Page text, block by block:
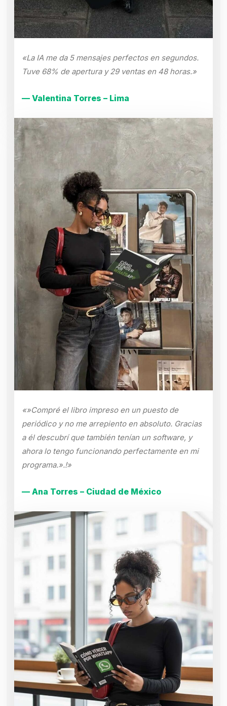
«La IA me da 5 mensajes perfectos en segundos.
Tuve 68% de apertura y 29 ventas en 48 horas.»
— Valentina Torres – Lima
«»Compré el libro impreso en un puesto de
periódico y no me arrepiento en absoluto. Gracias
a él descubrí que también tenían un software, y
ahora lo tengo funcionando perfectamente en mi
programa.».!»
— Ana Torres – Ciudad de México